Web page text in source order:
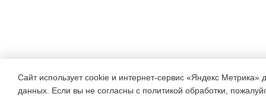
Сайт использует cookie и интернет-сервис «Яндекс Метрика»
данных. Если вы не согласны с политикой обработки,